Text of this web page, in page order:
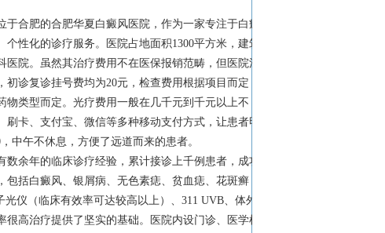
合肥的合肥华夏白癜风医院，作为一家专注于白癜
性化的诊疗服务。医院占地面积1300平方米，建筑
院。虽然其治疗费用不在医保报销范畴，但医院深
诊复诊挂号费均为20元，检查费用根据项目而定，
类型而定。光疗费用一般在几千元到千元以上不
卡、支付宝、微信等多种移动支付方式，让患者明
中午不休息，方便了远道而来的患者。
余年的临床诊疗经验，累计接诊上千例患者，成功
括白癜风、银屑病、无色素痣、贫血痣、花斑癣
仪（临床有效率可达较高以上）、311 UVB、体外
高治疗提供了坚实的基础。医院内设门诊、医学检